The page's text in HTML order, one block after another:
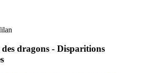
dragons - Disparitions